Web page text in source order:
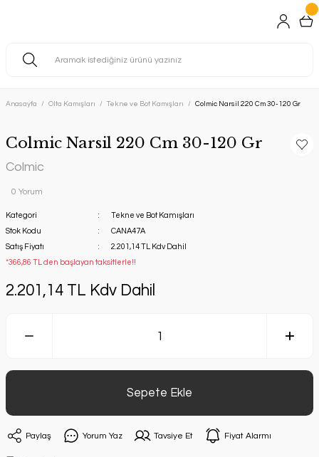
Anasayfa Olta Kamışları Tekne ve Bot Kamışları Colmic Narsil 220 Cm 30-120 Gr
Colmic Narsil 220 Cm 30-120 Gr
Colmic
0 Yorum
Kategori
Tekne ve Bot Kamışları
Stok Kodu
CANA47A
Satış Fiyatı
2.201,14 TL Kdv Dahil
*366,86 TL den başlayan taksitlerle!!
2.201,14 TL Kdv Dahil
Sepete Ekle
Paylaş Yorum Yaz Tavsiye Et Fiyat Alarmı